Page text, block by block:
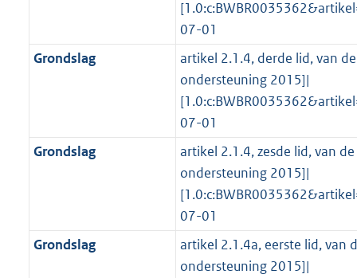
07-01
Grondslag
artikel 2.1.4, derde lid, van
ondersteuning 2015]|
07-01
Grondslag
artikel 2.1.4, zesde lid, van
ondersteuning 2015]|
07-01
Grondslag
artikel 2.1.4a, eerste lid, van
ondersteuning 2015]|